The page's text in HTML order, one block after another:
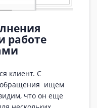
работе
клиент. С
ищем
что он еще